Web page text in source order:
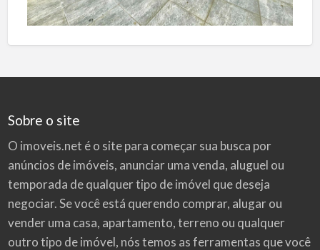
Sobre o site
O imoveis.net é o site para começar sua busca por
anúncios de imóveis, anunciar uma venda, aluguel ou
temporada de qualquer tipo de imóvel que deseja
negociar. Se você está querendo comprar, alugar ou
vender uma casa, apartamento, terreno ou qualquer
outro tipo de imóvel, nós temos as ferramentas que você